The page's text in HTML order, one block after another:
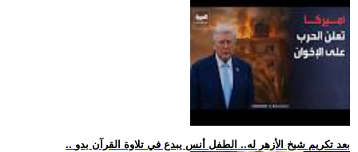
.. بعد تكريم شيخ الأزهر له.. الطفل أنس يبدع في تلاوة القرآن بدو